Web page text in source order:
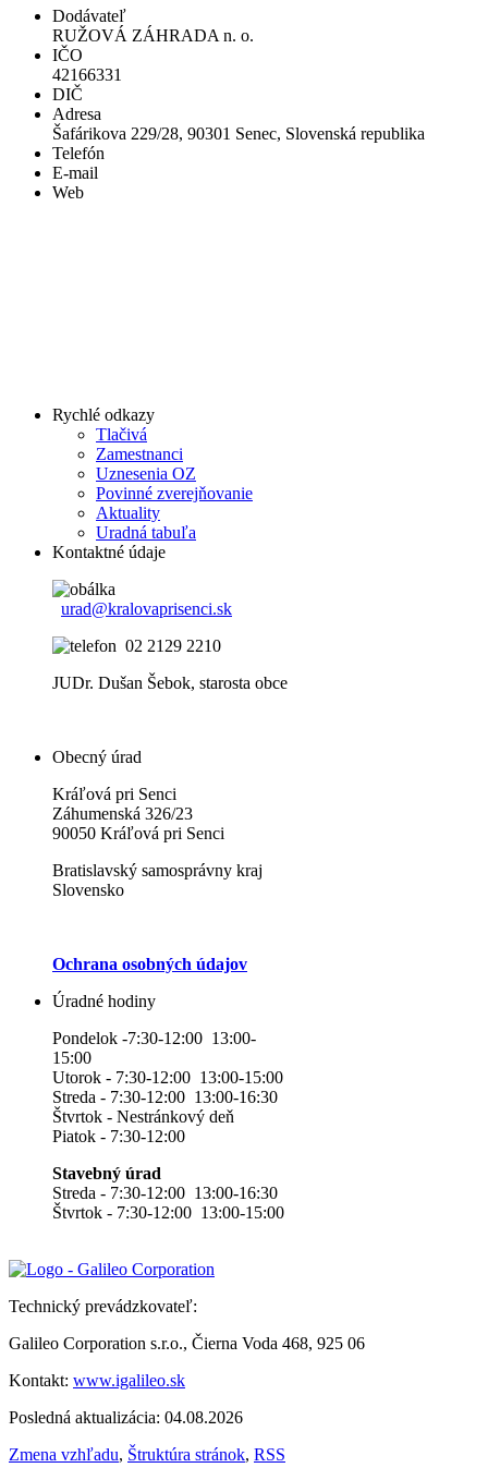
Dodávateľ
RUŽOVÁ ZÁHRADA n. o.
IČO
42166331
DIČ
Adresa
Šafárikova 229/28, 90301 Senec, Slovenská republika
Telefón
E-mail
Web
Rychlé odkazy
Tlačivá
Zamestnanci
Uznesenia OZ
Povinné zverejňovanie
Aktuality
Uradná tabuľa
Kontaktné údaje
urad@kralovaprisenci.sk
02 2129 2210
JUDr. Dušan Šebok, starosta obce
Obecný úrad
Kráľová pri Senci
Záhumenská 326/23
90050 Kráľová pri Senci
Bratislavský samosprávny kraj
Slovensko
Ochrana osobných údajov
Úradné hodiny
Pondelok -7:30-12:00 13:00-
15:00
Utorok - 7:30-12:00 13:00-15:00
Streda - 7:30-12:00 13:00-16:30
Štvrtok - Nestránkový deň
Piatok - 7:30-12:00
Stavebný úrad
Streda - 7:30-12:00 13:00-16:30
Štvrtok - 7:30-12:00 13:00-15:00
Technický prevádzkovateľ:
Galileo Corporation s.r.o., Čierna Voda 468, 925 06
Kontakt: www.igalileo.sk
Posledná aktualizácia: 04.08.2026
Zmena vzhľadu, Štruktúra stránok, RSS